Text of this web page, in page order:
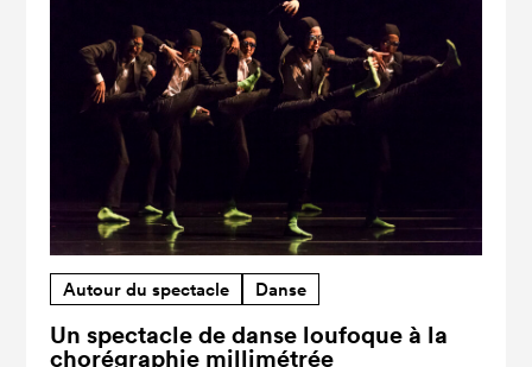
Autour du spectacle Danse
Un spectacle de danse loufoque à la
chorégraphie millimétrée